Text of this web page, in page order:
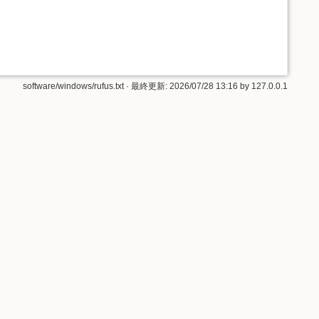
software/windows/rufus.txt· 最終更新: 2026/07/28 13:16 by 127.0.0.1